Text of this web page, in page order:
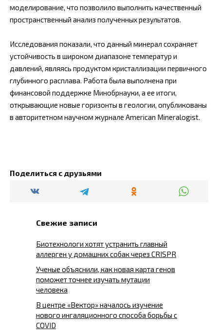
моделирование, что позволило выполнить качественный
пространственный анализ полученных результатов.
Исследования показали, что данный минерал сохраняет
устойчивость в широком диапазоне температур и
давлений, являясь продуктом кристаллизации первичного
глубинного расплава. Работа была выполнена при
финансовой поддержке Минобрнауки, а ее итоги,
открывающие новые горизонты в геологии, опубликованы
в авторитетном научном журнале American Mineralogist.
Поделиться с друзьями
Свежие записи
Биотехнологи хотят устранить главный
аллерген у домашних собак через CRISPR
Ученые объяснили, как новая карта генов
поможет точнее изучать мутации
человека
В центре «Вектор» началось изучение
нового ингаляционного способа борьбы с
COVID